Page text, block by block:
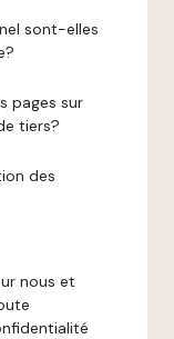
sont-elles
pages sur
tiers?
des
nous et